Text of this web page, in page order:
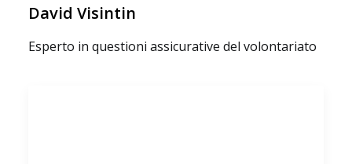
David Visintin
Esperto in questioni assicurative del volontariato